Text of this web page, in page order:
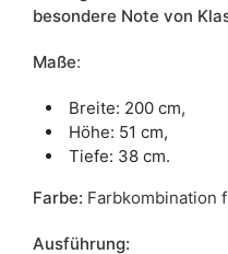
besondere Note von
Maße:
Breite: 200 cm,
Höhe: 51 cm,
Tiefe: 38 cm.
Farbe: Farbkombination
Ausführung: